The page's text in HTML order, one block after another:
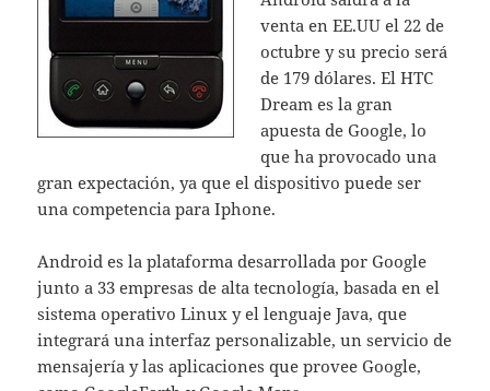
venta en EE.UU el 22 de
octubre y su precio será
de 179 dólares. El HTC
Dream es la gran
apuesta de Google, lo
que ha provocado una
gran expectación, ya que el dispositivo puede ser
una competencia para Iphone.
Android es la plataforma desarrollada por Google
junto a 33 empresas de alta tecnología, basada en el
sistema operativo Linux y el lenguaje Java, que
integrará una interfaz personalizable, un servicio de
mensajería y las aplicaciones que provee Google,